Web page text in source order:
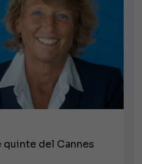
del Cannes